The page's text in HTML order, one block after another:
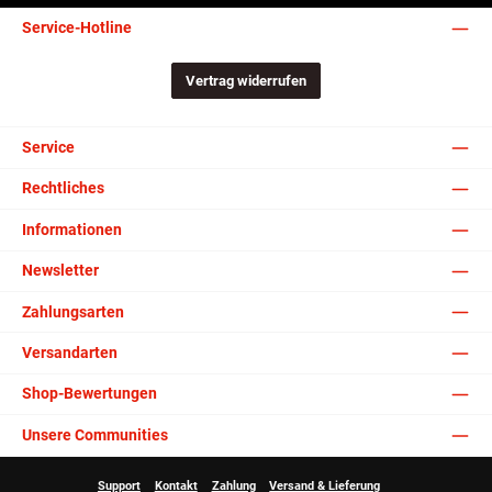
Service-Hotline
Vertrag widerrufen
Service
Rechtliches
Informationen
Newsletter
Zahlungsarten
Versandarten
Shop-Bewertungen
Unsere Communities
Support Kontakt Zahlung Versand & Lieferung